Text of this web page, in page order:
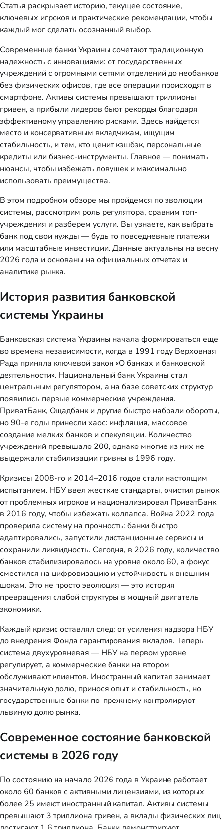
Статья раскрывает историю, текущее состояние,
ключевых игроков и практические рекомендации, чтобы
каждый мог сделать осознанный выбор.
Современные банки Украины сочетают традиционную
надежность с инновациями: от государственных
учреждений с огромными сетями отделений до необанков
без физических офисов, где все операции происходят в
смартфоне. Активы системы превышают триллионы
гривен, а прибыли лидеров бьют рекорды благодаря
эффективному управлению рисками. Здесь найдется
место и консервативным вкладчикам, ищущим
стабильность, и тем, кто ценит кэшбэк, персональные
кредиты или бизнес-инструменты. Главное — понимать
нюансы, чтобы избежать ловушек и максимально
использовать преимущества.
В этом подробном обзоре мы пройдемся по эволюции
системы, рассмотрим роль регулятора, сравним топ-
учреждения и разберем услуги. Вы узнаете, как выбрать
банк под свои нужды — будь то повседневные платежи
или масштабные инвестиции. Данные актуальны на весну
2026 года и основаны на официальных отчетах и
аналитике рынка.
История развития банковской
системы Украины
Банковская система Украины начала формироваться еще
во времена независимости, когда в 1991 году Верховная
Рада приняла ключевой закон «О банках и банковской
деятельности». Национальный банк Украины стал
центральным регулятором, а на базе советских структур
появились первые коммерческие учреждения.
ПриватБанк, Ощадбанк и другие быстро набрали обороты,
но 90-е годы принесли хаос: инфляция, массовое
создание мелких банков и спекуляции. Количество
учреждений превышало 200, однако многие из них не
выдержали стабилизации гривны в 1996 году.
Кризисы 2008-го и 2014–2016 годов стали настоящим
испытанием. НБУ ввел жесткие стандарты, очистил рынок
от проблемных игроков и национализировал ПриватБанк
в 2016 году, чтобы избежать коллапса. Война 2022 года
проверила систему на прочность: банки быстро
адаптировались, запустили дистанционные сервисы и
сохранили ликвидность. Сегодня, в 2026 году, количество
банков стабилизировалось на уровне около 60, а фокус
сместился на цифровизацию и устойчивость к внешним
шокам. Это не просто эволюция — это история
превращения слабой структуры в мощный двигатель
экономики.
Каждый кризис оставлял след: от усиления надзора НБУ
до внедрения Фонда гарантирования вкладов. Теперь
система двухуровневая — НБУ на первом уровне
регулирует, а коммерческие банки на втором
обслуживают клиентов. Иностранный капитал занимает
значительную долю, принося опыт и стабильность, но
государственные банки по-прежнему контролируют
львиную долю рынка.
Современное состояние банковской
системы в 2026 году
По состоянию на начало 2026 года в Украине работает
около 60 банков с активными лицензиями, из которых
более 25 имеют иностранный капитал. Активы системы
превышают 3 триллиона гривен, а вклады физических лиц